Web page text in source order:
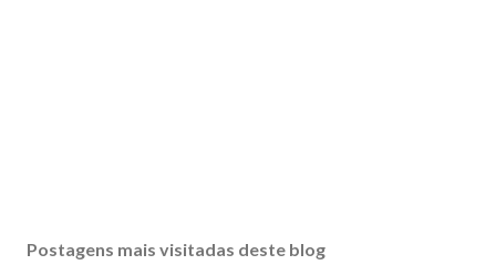
Postagens mais visitadas deste blog